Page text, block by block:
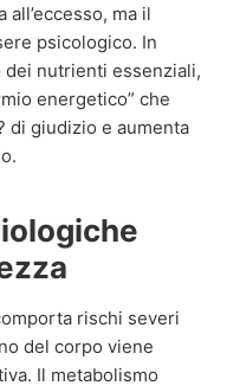
ma il
psicologico. In
nutrienti essenziali,
energetico” che
di giudizio e aumenta
rischi severi
del corpo viene
Il metabolismo